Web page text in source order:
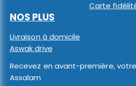
Carte
NOS PLUS
Livraison à domicile
Aswak drive
Recevez en avant-première,
Assalam